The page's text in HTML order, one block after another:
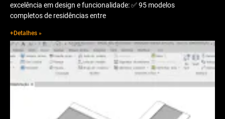
excelência em design e funcionalidade: ✅ 95 modelos
completos de residências entre
+Detalhes »